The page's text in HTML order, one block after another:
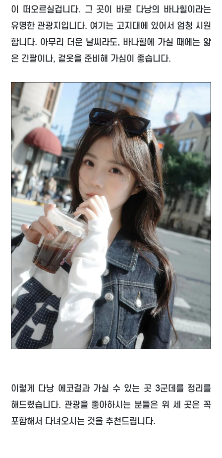
이 떠오르실겁니다. 그 곳이 바로 다낭의 바나힐이라는
유명한 관광지입니다. 여기는 고지대에 있어서 엄청 시원
합니다. 아무리 더운 날씨라도, 바나힐에 가실 때에는 얇
은 긴팔이나, 겉옷을 준비해 가심이 좋습니다.
이렇게 다낭 에코걸과 가실 수 있는 곳 3군데를 정리를
해드렸습니다. 관광을 좋아하시는 분들은 위 세 곳은 꼭
포함해서 다녀오시는 것을 추천드립니다.